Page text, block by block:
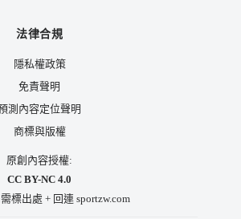
法律合規
隱私權政策
免責聲明
測內容定位聲明
商標與版權
原創內容授權:
CC BY-NC 4.0
標出處 + 回連 sportzw.com